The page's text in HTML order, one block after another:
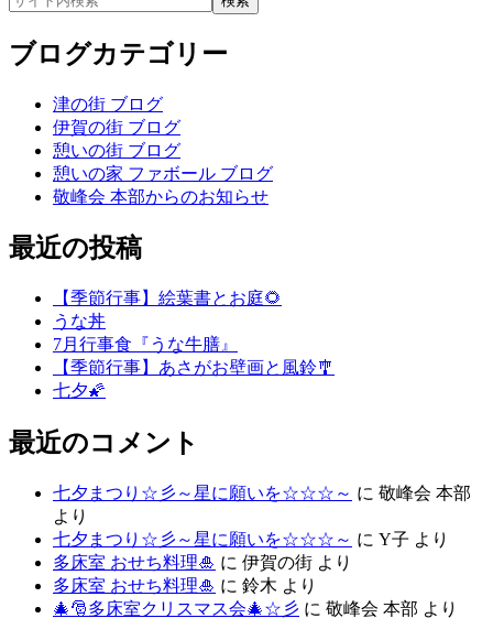
ブログカテゴリー
津の街 ブログ
伊賀の街 ブログ
憩いの街 ブログ
憩いの家 ファボール ブログ
敬峰会 本部からのお知らせ
最近の投稿
【季節行事】絵葉書とお庭🌻
うな丼
7月行事食『うな牛膳』
【季節行事】あさがお壁画と風鈴🎐
七夕🌠
最近のコメント
七夕まつり☆彡～星に願いを☆☆☆～ に 敬峰会 本部
より
七夕まつり☆彡～星に願いを☆☆☆～ に Y子 より
多床室 おせち料理🎍 に 伊賀の街 より
多床室 おせち料理🎍 に 鈴木 より
🎄🎅多床室クリスマス会🎄☆彡 に 敬峰会 本部 より